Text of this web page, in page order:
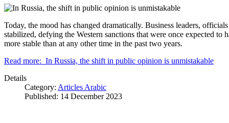
Today, the mood has changed dramatically. Business leaders,
stabilized, defying the Western sanctions that were once expected to
more stable than at any other time in the past two years.
Read more: In Russia, the shift in public opinion is unmistakable
Details
Category: Articles Arabic
Published: 14 December 2023